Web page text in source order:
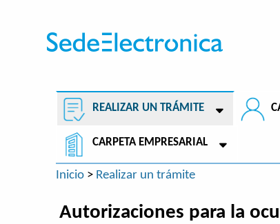
REALIZAR UN TRÁMITE
CARPETA EMPRESARIAL
Inicio> Realizar un trámite
Autorizaciones para la